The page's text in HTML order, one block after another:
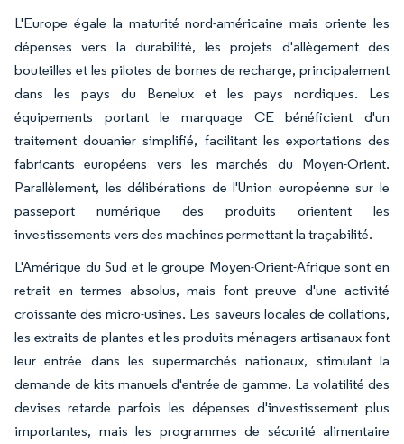
L'Europe égale la maturité nord-américaine mais oriente les
dépenses vers la durabilité, les projets d'allègement des
bouteilles et les pilotes de bornes de recharge, principalement
dans les pays du Benelux et les pays nordiques. Les
équipements portant le marquage CE bénéficient d'un
traitement douanier simplifié, facilitant les exportations des
fabricants européens vers les marchés du Moyen-Orient.
Parallèlement, les délibérations de l'Union européenne sur le
passeport numérique des produits orientent les
investissements vers des machines permettant la traçabilité.
L'Amérique du Sud et le groupe Moyen-Orient-Afrique sont en
retrait en termes absolus, mais font preuve d'une activité
croissante des micro-usines. Les saveurs locales de collations,
les extraits de plantes et les produits ménagers artisanaux font
leur entrée dans les supermarchés nationaux, stimulant la
demande de kits manuels d'entrée de gamme. La volatilité des
devises retarde parfois les dépenses d'investissement plus
importantes, mais les programmes de sécurité alimentaire